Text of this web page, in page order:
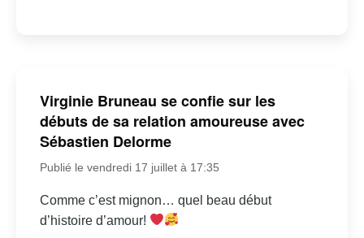
Virginie Bruneau se confie sur les
débuts de sa relation amoureuse avec
Sébastien Delorme
Publié le vendredi 17 juillet à 17:35
Comme c’est mignon… quel beau début
d’histoire d’amour!